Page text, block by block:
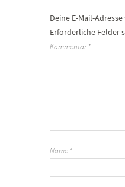
Deine E-Mail-
Erforderliche Felder
Kommentar*
Name *